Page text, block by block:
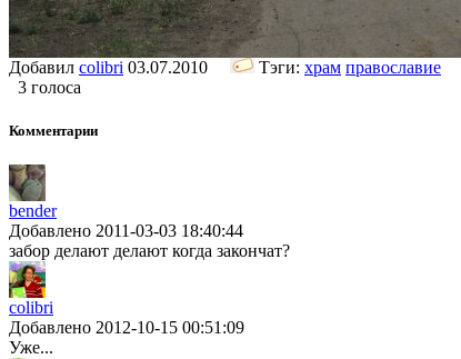
Добавил colibri 03.07.2010 Тэги: храм православие
3 голоса
Комментарии
bender
Добавлено 2011-03-03 18:40:44
забор делают делают когда закончат?
colibri
Добавлено 2012-10-15 00:51:09
Уже...